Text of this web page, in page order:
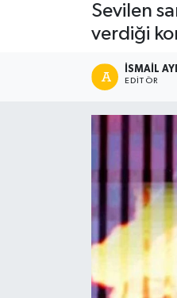
Sevilen
verdiği
İSMAIL
EDITÖR
RESMİ REKLAM
Haber Arşivi